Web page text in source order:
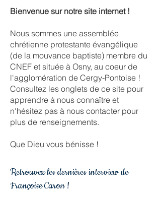
Bienvenue sur notre site internet !
Nous sommes une assemblée
chrétienne protestante évangélique
(de la mouvance baptiste) membre du
CNEF et située à Osny, au coeur de
l'agglomération de Cergy-Pontoise !
Consultez les onglets de ce site pour
apprendre à nous connaître et
n'hésitez pas à nous contacter pour
plus de renseignements.
Que Dieu vous bénisse !
Retrouvez les dernières interview de
Françoise Caron !